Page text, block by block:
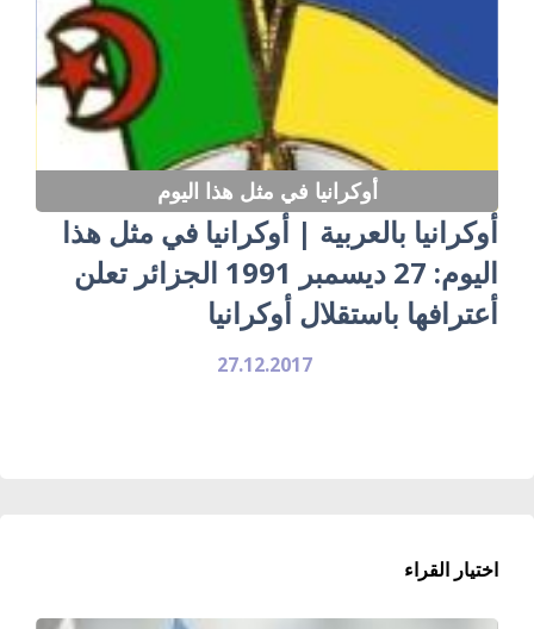
أوكرانيا في مثل هذا اليوم
أوكرانيا بالعربية | أوكرانيا في مثل هذا
اليوم: 27 ديسمبر 1991 الجزائر تعلن
أعترافها باستقلال أوكرانيا
27.12.2017
اختيار القراء